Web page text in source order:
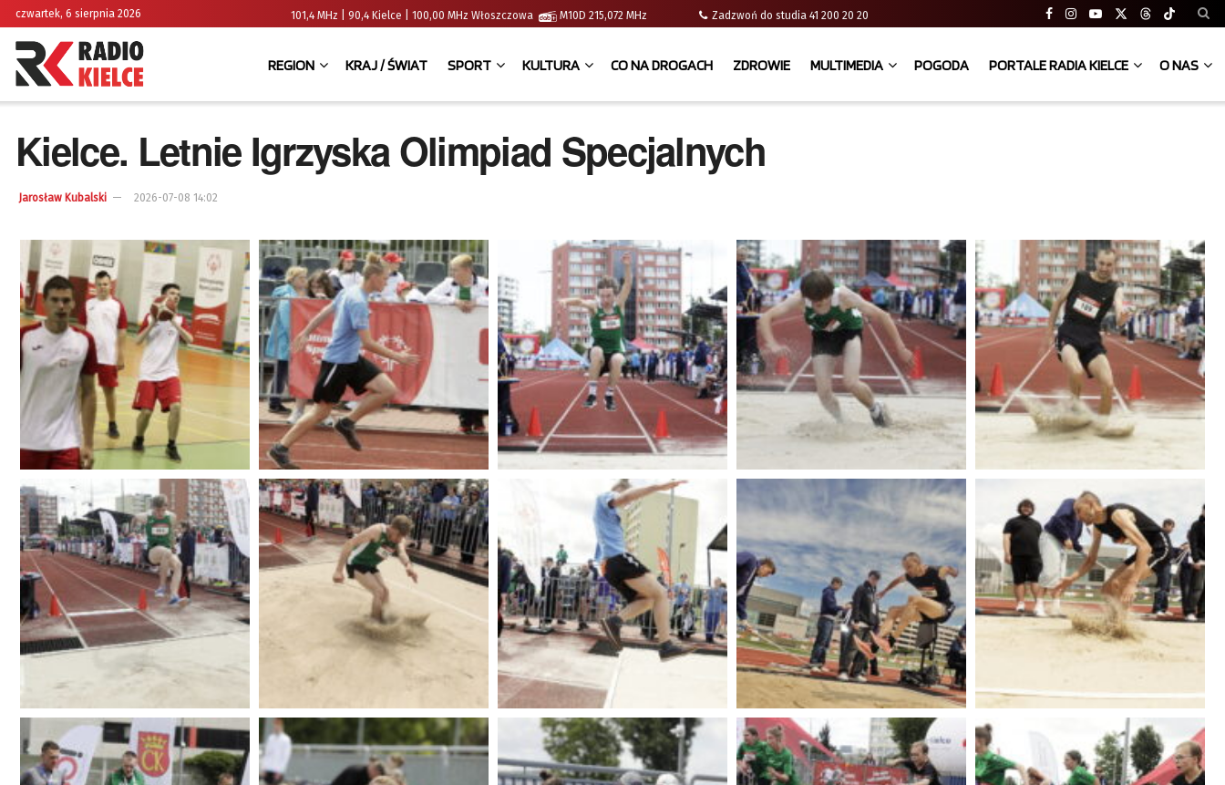
czwartek, 6 sierpnia 2026 101,4 MHz | 90,4 Kielce | 100,00 MHz Włoszczowa M10D 215,072 MHz Zadzwoń do studia 41 200 20 20
REGION KRAJ / ŚWIAT SPORT KULTURA CO NA DROGACH ZDROWIE MULTIMEDIA POGODA PORTALE RADIA KIELCE O NAS
Kielce. Letnie Igrzyska Olimpiad Specjalnych
Jarosław Kubalski 2026-07-08 14:02